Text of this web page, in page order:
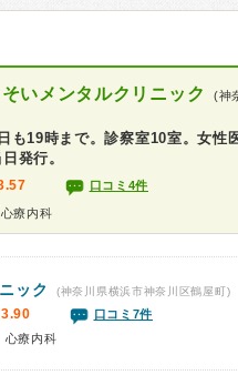
いメンタルクリニック (神
も19時まで。診察室10室。女性
発行。
口コミ4件
療内科
ック (神奈川県横浜市神奈川区鶴屋町)
3.90
口コミ7件
心療内科